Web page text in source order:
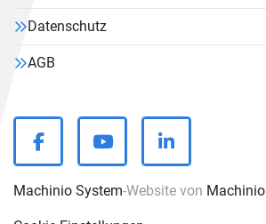
Datenschutz
AGB
facebookyoutubelinkedin
Machinio System-Website von Machinio